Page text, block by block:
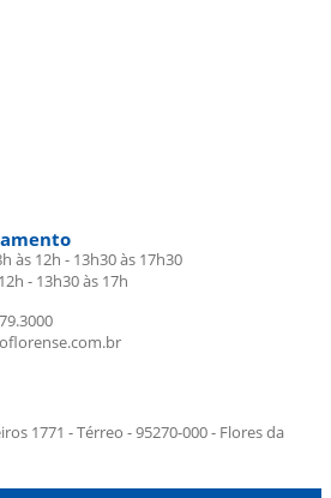
às 12h - 13h30 às 17h30
- 13h30 às 17h
1771 - Térreo - 95270-000 - Flores da